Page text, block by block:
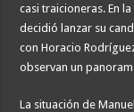
casi traicioneras. En
decidió lanzar su
con Horacio
observan un
La situación de